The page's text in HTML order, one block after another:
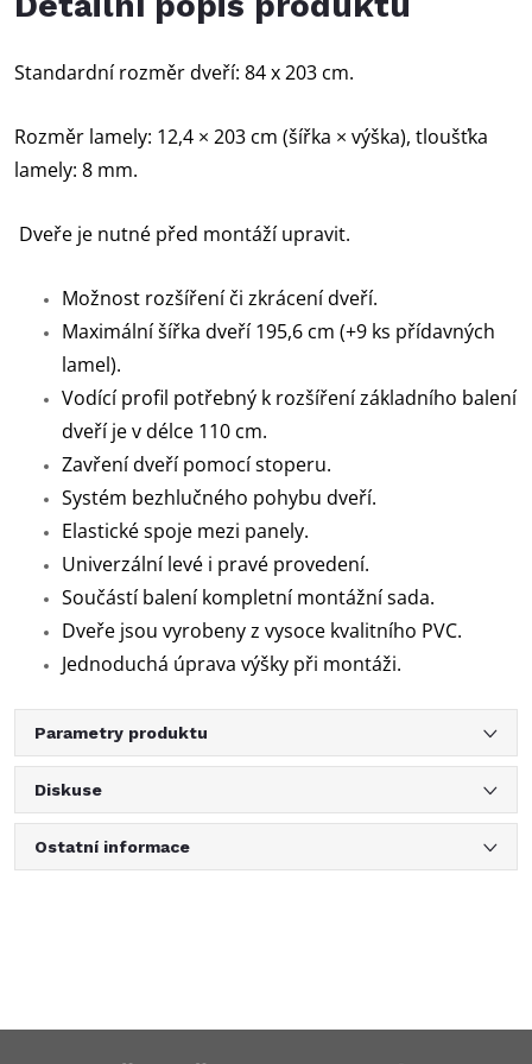
Standardní rozměr dveří: 84 x 203 cm.
Rozměr lamely: 12,4 × 203 cm (šířka × výška), tloušťka
lamely: 8 mm.
Dveře je nutné před montáží upravit.
Možnost rozšíření či zkrácení dveří.
Maximální šířka dveří 195,6 cm (+9 ks přídavných
lamel).
Vodící profil potřebný k rozšíření základního balení
dveří je v délce 110 cm.
Zavření dveří pomocí stoperu.
Systém bezhlučného pohybu dveří.
Elastické spoje mezi panely.
Univerzální levé i pravé provedení.
Součástí balení kompletní montážní sada.
Dveře jsou vyrobeny z vysoce kvalitního PVC.
Jednoduchá úprava výšky při montáži.
Parametry produktu
Diskuse
Ostatní informace